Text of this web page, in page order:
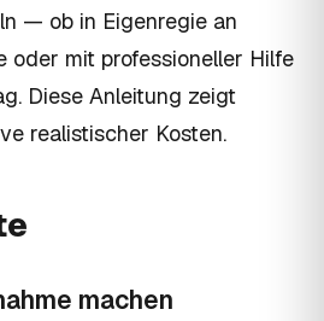
— ob in Eigenregie an
oder mit professioneller Hilfe
Diese Anleitung zeigt
realistischer Kosten.
machen